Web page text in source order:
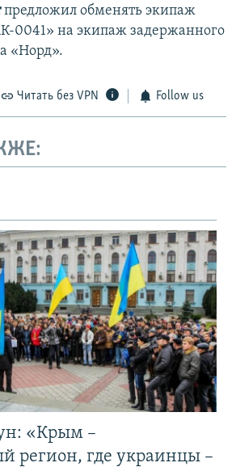
предложил обменять экипаж
0041» на экипаж задержанного
«Норд».
Читать без VPN Follow us
«Крым –
регион, где украинцы –